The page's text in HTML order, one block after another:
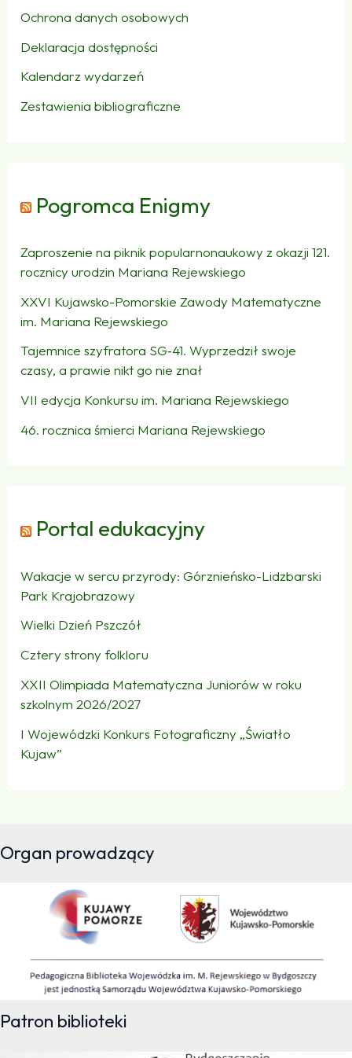
Ochrona danych osobowych
Deklaracja dostępności
Kalendarz wydarzeń
Zestawienia bibliograficzne
Pogromca Enigmy
Zaproszenie na piknik popularnonaukowy z okazji 121.
rocznicy urodzin Mariana Rejewskiego
XXVI Kujawsko-Pomorskie Zawody Matematyczne
im. Mariana Rejewskiego
Tajemnice szyfratora SG‑41. Wyprzedził swoje
czasy, a prawie nikt go nie znał
VII edycja Konkursu im. Mariana Rejewskiego
46. rocznica śmierci Mariana Rejewskiego
Portal edukacyjny
Wakacje w sercu przyrody: Górznieńsko-Lidzbarski
Park Krajobrazowy
Wielki Dzień Pszczół
Cztery strony folkloru
XXII Olimpiada Matematyczna Juniorów w roku
szkolnym 2026/2027
I Wojewódzki Konkurs Fotograficzny „Światło
Kujaw”
Organ prowadzący
Patron biblioteki